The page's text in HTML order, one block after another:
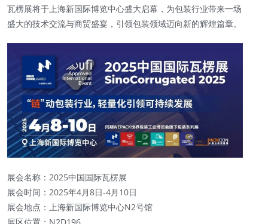
瓦楞展将于上海新国际博览中心盛大启幕，为包装行业带来一场
盛大的技术交流与商贸盛宴，引领包装领域迈向新的辉煌篇章。
展会名称：2025中国国际瓦楞展
展会时间：2025年4月8日-4月10日
展会地点：上海新国际博览中心N2号馆